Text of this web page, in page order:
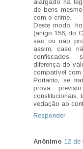
alargado na
de bens
com o crime.
Deste modo,
(artigo 156, do
são ou não
assim, caso
confiscados,
diferença do
compatível com
Portanto, se
prova
constitucionais,
vedação ao
Responder
Anônimo 12 de